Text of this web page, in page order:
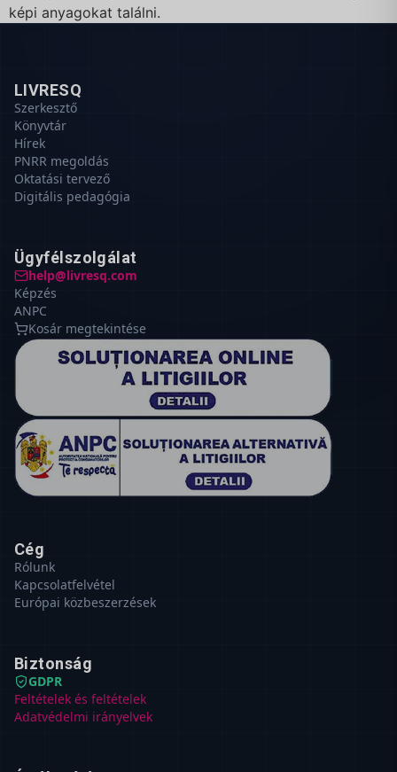
képi anyagokat találni.
LIVRESQ
Szerkesztő
Könyvtár
Hírek
PNRR megoldás
Oktatási tervező
Digitális pedagógia
Ügyfélszolgálat
help@livresq.com
Képzés
ANPC
Kosár megtekintése
Cég
Rólunk
Kapcsolatfelvétel
Európai közbeszerzések
Biztonság
GDPR
Feltételek és feltételek
Adatvédelmi irányelvek